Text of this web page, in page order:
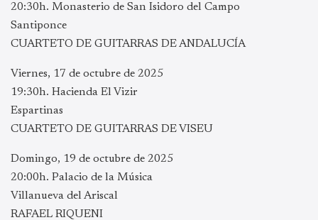
20:30h. Monasterio de San Isidoro del Campo
Santiponce
CUARTETO DE GUITARRAS DE ANDALUCÍA
Viernes, 17 de octubre de 2025
19:30h. Hacienda El Vizir
Espartinas
CUARTETO DE GUITARRAS DE VISEU
Domingo, 19 de octubre de 2025
20:00h. Palacio de la Música
Villanueva del Ariscal
RAFAEL RIQUENI